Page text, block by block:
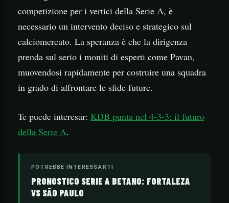
competizione per i vertici della Serie A, è
necessario un intervento deciso e strategico sul
calciomercato. La speranza è che la dirigenza
prenda sul serio i moniti di esperti come Pavan,
muovendosi rapidamente per costruire una squadra
in grado di affrontare le sfide future.
Te puede interesar: KDB punta nel 4-3-3: il futuro
della Serie A.
POTREBBE INTERESSARTI
PRONOSTICO SERIE A BETANO: FORTALEZA
VS SÃO PAULO